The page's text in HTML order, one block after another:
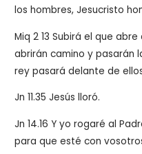
los hombres, Jesucristo
Miq 2 13 Subirá el que
abrirán camino y pasarán
rey pasará delante de
Jn 11.35 Jesús lloró.
Jn 14.16 Y yo rogaré al
para que esté con